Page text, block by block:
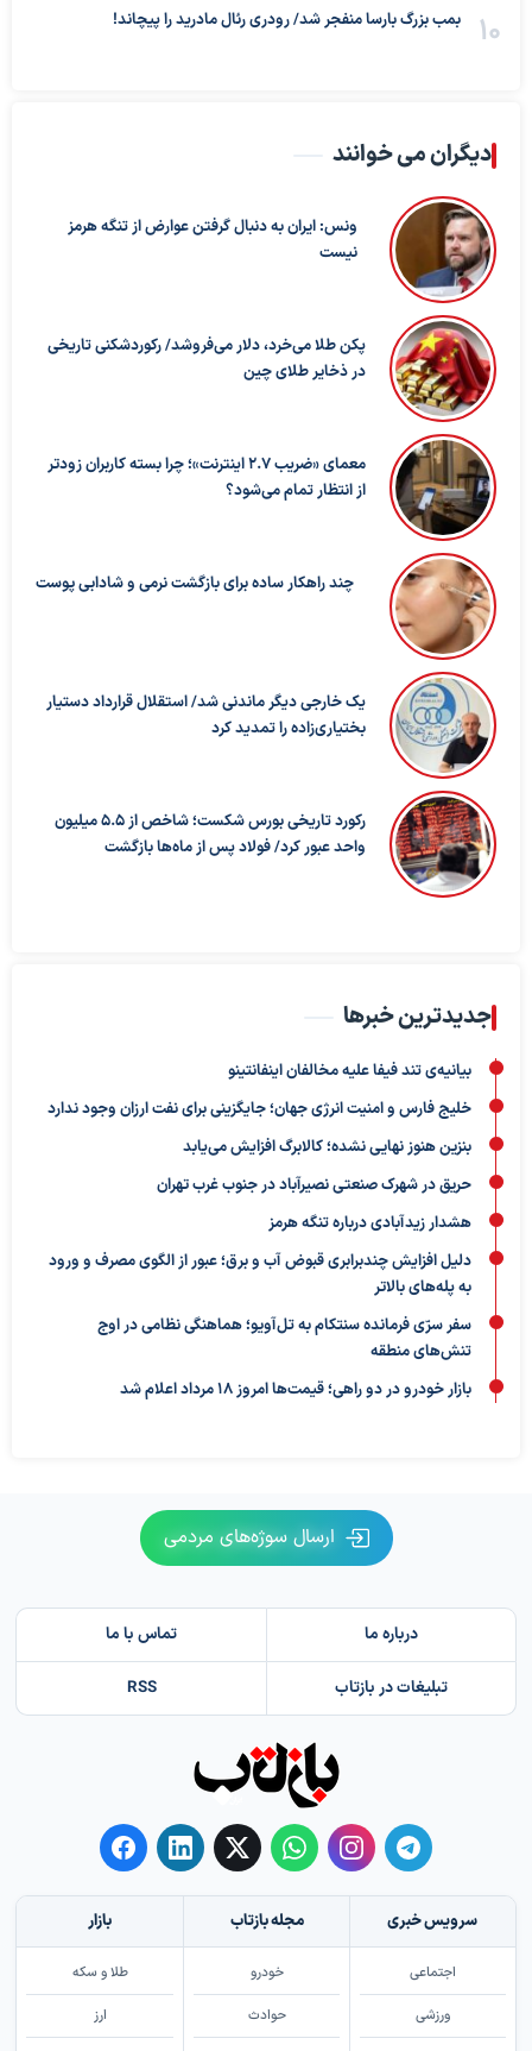
بمب بزرگ بارسا منفجر شد/ رودری رئال مادرید را پیچاند!
دیگران می خوانند
ونس: ایران به دنبال گرفتن عوارض از تنگه هرمز
نیست
پکن طلا می‌خرد، دلار می‌فروشد/ رکوردشکنی تاریخی
در ذخایر طلای چین
معمای «ضریب ۲.۷ اینترنت»؛ چرا بسته کاربران زودتر
از انتظار تمام می‌شود؟
چند راهکار ساده برای بازگشت نرمی و شادابی پوست
یک خارجی دیگر ماندنی شد/ استقلال قرارداد دستیار
بختیاری‌زاده را تمدید کرد
رکورد تاریخی بورس شکست؛ شاخص از ۵.۵ میلیون
واحد عبور کرد/ فولاد پس از ماه‌ها بازگشت
جدیدترین خبرها
بیانیه‌ی تند فیفا علیه مخالفان اینفانتینو
خلیج فارس و امنیت انرژی جهان؛ جایگزینی برای نفت ارزان وجود ندارد
بنزین هنوز نهایی نشده؛ کالابرگ افزایش می‌یابد
حریق در شهرک صنعتی نصیرآباد در جنوب غرب تهران
هشدار زیدآبادی درباره تنگه هرمز
دلیل افزایش چندبرابری قبوض آب و برق؛ عبور از الگوی مصرف و ورود
به پله‌های بالاتر
سفر سرّی فرمانده سنتکام به تل‌آویو؛ هماهنگی نظامی در اوج
تنش‌های منطقه
بازار خودرو در دو راهی؛ قیمت‌ها امروز ۱۸ مرداد اعلام شد
ارسال سوژه‌های مردمی
درباره ما تماس با ما
تبلیغات در بازتاب RSS
سرویس خبری
اجتماعی
ورزشی
مجله بازتاب
خودرو
حوادث
بازار
طلا و سکه
ارز